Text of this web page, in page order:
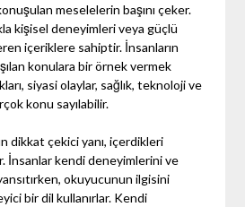
meselelerin başını çeker.
kişisel deneyimleri veya güçlü
içeriklere sahiptir. İnsanların
konulara bir örnek vermek
siyasi olaylar, sağlık, teknoloji ve
konu sayılabilir.
dikkat çekici yanı, içerdikleri
İnsanlar kendi deneyimlerini ve
okuyucunun ilgisini
bir dil kullanırlar. Kendi